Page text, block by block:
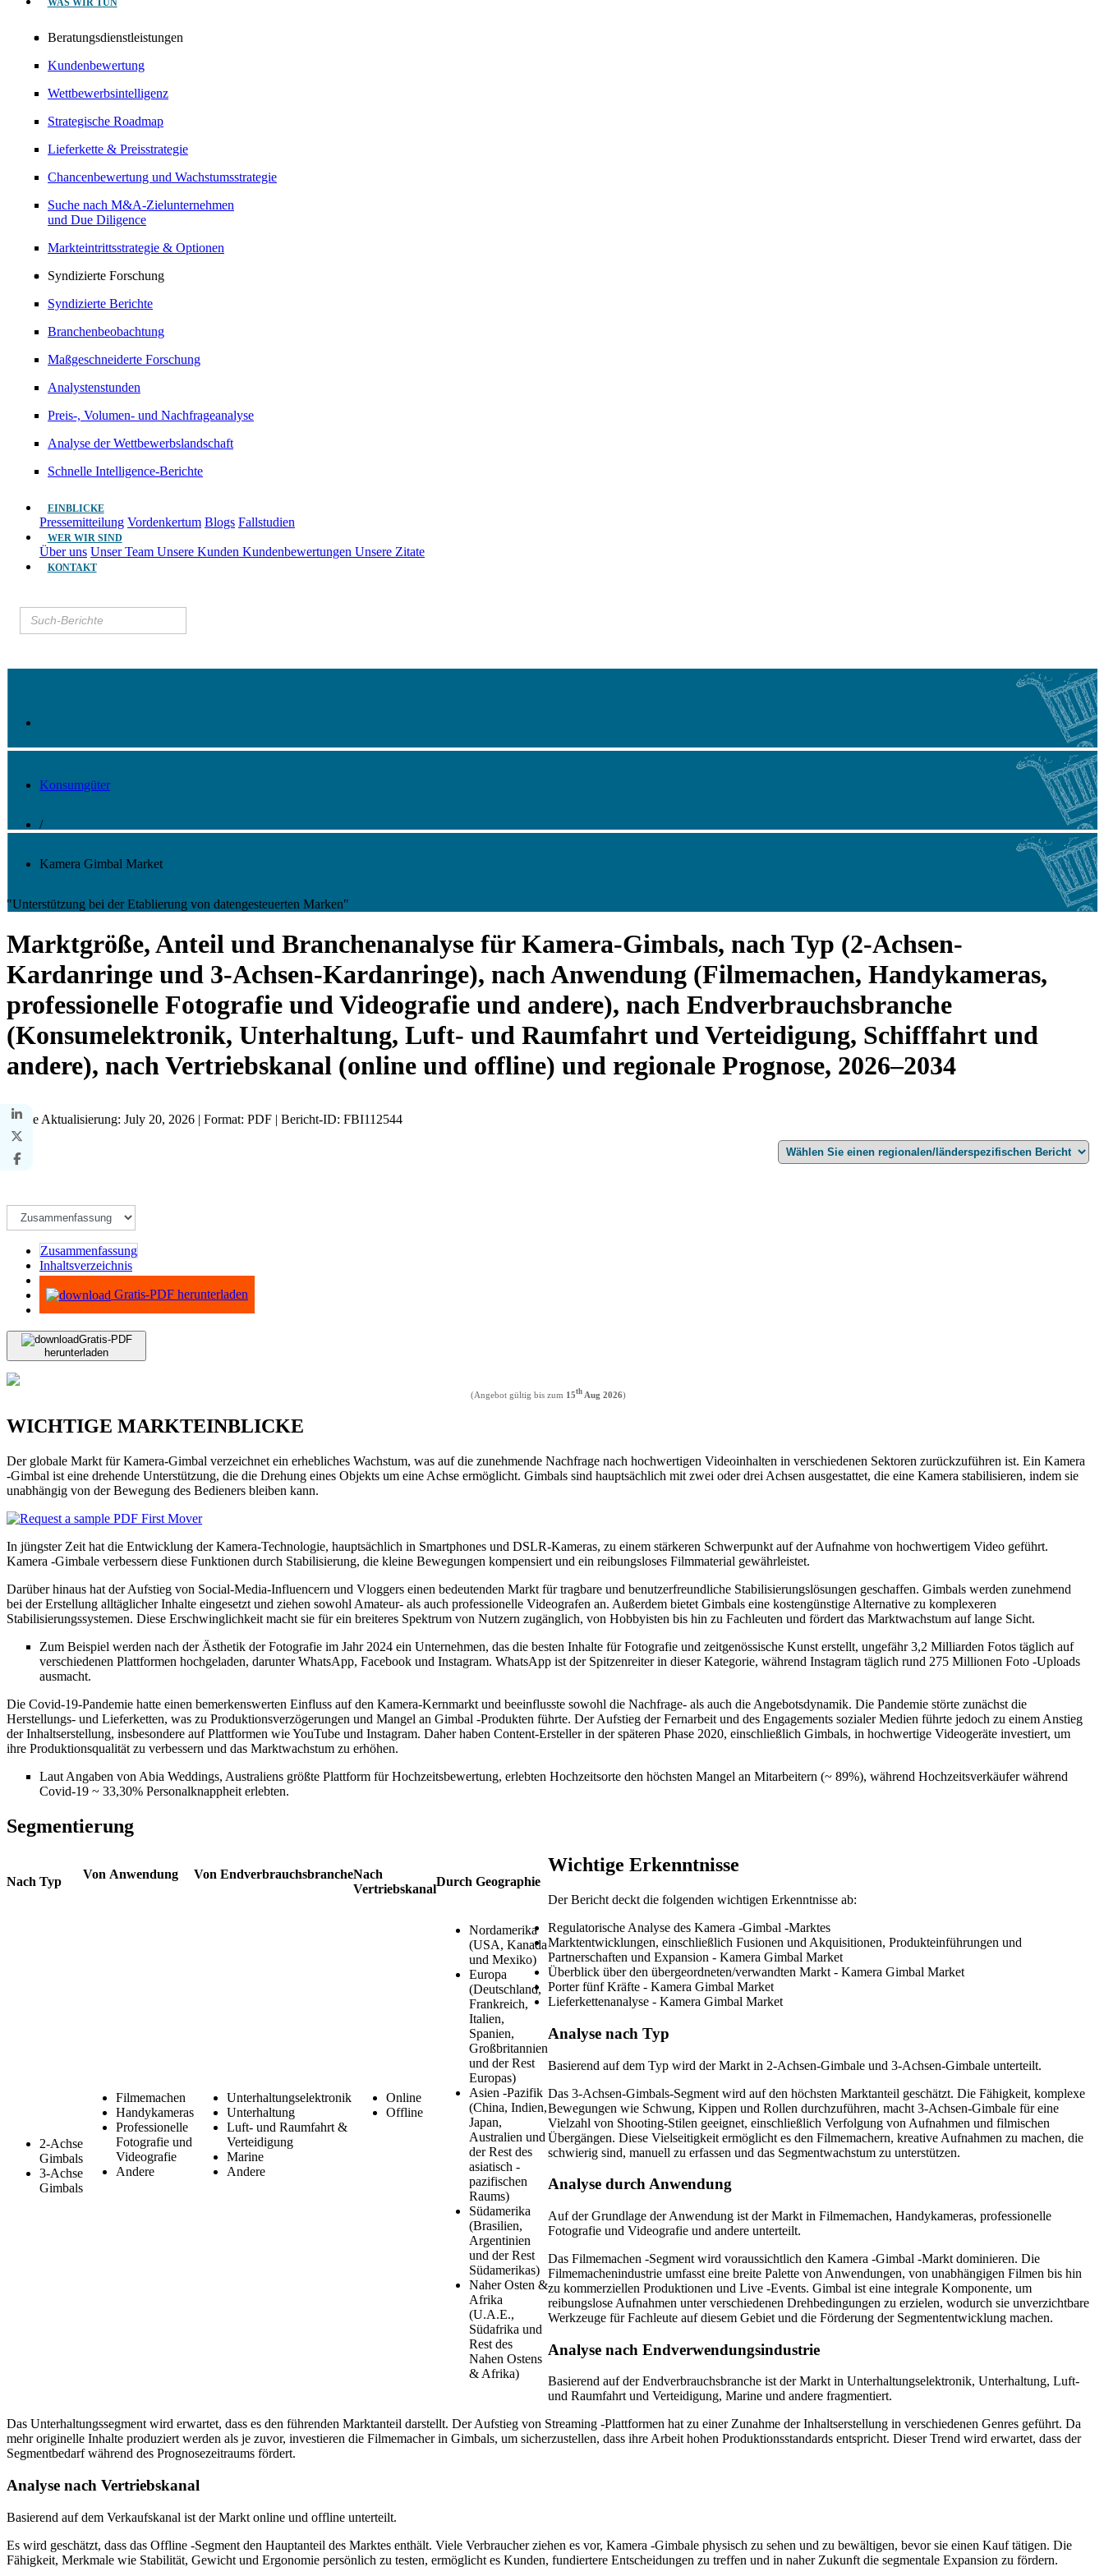
WAS WIR TUN
Beratungsdienstleistungen
Kundenbewertung
Wettbewerbsintelligenz
Strategische Roadmap
Lieferkette & Preisstrategie
Chancenbewertung und Wachstumsstrategie
Suche nach M&A-Zielunternehmen
und Due Diligence
Markteintrittsstrategie & Optionen
Syndizierte Forschung
Syndizierte Berichte
Branchenbeobachtung
Maßgeschneiderte Forschung
Analystenstunden
Preis-, Volumen- und Nachfrageanalyse
Analyse der Wettbewerbslandschaft
Schnelle Intelligence-Berichte
EINBLICKE
Pressemitteilung Vordenkertum Blogs Fallstudien
WER WIR SIND
Über uns Unser Team Unsere Kunden Kundenbewertungen Unsere Zitate
KONTAKT
Konsumgüter
/
Kamera Gimbal Market
"Unterstützung bei der Etablierung von datengesteuerten Marken"
Marktgröße, Anteil und Branchenanalyse für Kamera-Gimbals, nach Typ (2-Achsen-
Kardanringe und 3-Achsen-Kardanringe), nach Anwendung (Filmemachen, Handykameras,
professionelle Fotografie und Videografie und andere), nach Endverbrauchsbranche
(Konsumelektronik, Unterhaltung, Luft- und Raumfahrt und Verteidigung, Schifffahrt und
andere), nach Vertriebskanal (online und offline) und regionale Prognose, 2026–2034
Letzte Aktualisierung: July 20, 2026 | Format: PDF | Bericht-ID: FBI112544
Zusammenfassung
Inhaltsverzeichnis
Methodik
Gratis-PDF herunterladen
Gratis-PDF
herunterladen
(Angebot gültig bis zum 15thAug 2026)
WICHTIGE MARKTEINBLICKE
Der globale Markt für Kamera-Gimbal verzeichnet ein erhebliches Wachstum, was auf die zunehmende Nachfrage nach hochwertigen Videoinhalten in verschiedenen Sektoren zurückzuführen ist. Ein Kamera
-Gimbal ist eine drehende Unterstützung, die die Drehung eines Objekts um eine Achse ermöglicht. Gimbals sind hauptsächlich mit zwei oder drei Achsen ausgestattet, die eine Kamera stabilisieren, indem sie
unabhängig von der Bewegung des Bedieners bleiben kann.
In jüngster Zeit hat die Entwicklung der Kamera-Technologie, hauptsächlich in Smartphones und DSLR-Kameras, zu einem stärkeren Schwerpunkt auf der Aufnahme von hochwertigem Video geführt.
Kamera -Gimbale verbessern diese Funktionen durch Stabilisierung, die kleine Bewegungen kompensiert und ein reibungsloses Filmmaterial gewährleistet.
Darüber hinaus hat der Aufstieg von Social-Media-Influencern und Vloggers einen bedeutenden Markt für tragbare und benutzerfreundliche Stabilisierungslösungen geschaffen. Gimbals werden zunehmend
bei der Erstellung alltäglicher Inhalte eingesetzt und ziehen sowohl Amateur- als auch professionelle Videografen an. Außerdem bietet Gimbals eine kostengünstige Alternative zu komplexeren
Stabilisierungssystemen. Diese Erschwinglichkeit macht sie für ein breiteres Spektrum von Nutzern zugänglich, von Hobbyisten bis hin zu Fachleuten und fördert das Marktwachstum auf lange Sicht.
Zum Beispiel werden nach der Ästhetik der Fotografie im Jahr 2024 ein Unternehmen, das die besten Inhalte für Fotografie und zeitgenössische Kunst erstellt, ungefähr 3,2 Milliarden Fotos täglich auf
verschiedenen Plattformen hochgeladen, darunter WhatsApp, Facebook und Instagram. WhatsApp ist der Spitzenreiter in dieser Kategorie, während Instagram täglich rund 275 Millionen Foto -Uploads
ausmacht.
Die Covid-19-Pandemie hatte einen bemerkenswerten Einfluss auf den Kamera-Kernmarkt und beeinflusste sowohl die Nachfrage- als auch die Angebotsdynamik. Die Pandemie störte zunächst die
Herstellungs- und Lieferketten, was zu Produktionsverzögerungen und Mangel an Gimbal -Produkten führte. Der Aufstieg der Fernarbeit und des Engagements sozialer Medien führte jedoch zu einem Anstieg
der Inhaltserstellung, insbesondere auf Plattformen wie YouTube und Instagram. Daher haben Content-Ersteller in der späteren Phase 2020, einschließlich Gimbals, in hochwertige Videogeräte investiert, um
ihre Produktionsqualität zu verbessern und das Marktwachstum zu erhöhen.
Laut Angaben von Abia Weddings, Australiens größte Plattform für Hochzeitsbewertung, erlebten Hochzeitsorte den höchsten Mangel an Mitarbeitern (~ 89%), während Hochzeitsverkäufer während
Covid-19 ~ 33,30% Personalknappheit erlebten.
Segmentierung
Nach Typ
Von Anwendung Von EndverbrauchsbrancheNach
Vertriebskanal
Durch Geographie
2-Achse
Gimbals
3-Achse
Gimbals
Filmemachen
Handykameras
Professionelle
Fotografie und
Videografie
Andere
Unterhaltungselektronik
Unterhaltung
Luft- und Raumfahrt &
Verteidigung
Marine
Andere
Online
Offline
Nordamerika
(USA, Kanada
und Mexiko)
Europa
(Deutschland,
Frankreich,
Italien,
Spanien,
Großbritannien
und der Rest
Europas)
Asien -Pazifik
(China, Indien,
Japan,
Australien und
der Rest des
asiatisch -
pazifischen
Raums)
Südamerika
(Brasilien,
Argentinien
und der Rest
Südamerikas)
Naher Osten &
Afrika
(U.A.E.,
Südafrika und
Rest des
Nahen Ostens
& Afrika)
Wichtige Erkenntnisse
Der Bericht deckt die folgenden wichtigen Erkenntnisse ab:
Regulatorische Analyse des Kamera -Gimbal -Marktes
Marktentwicklungen, einschließlich Fusionen und Akquisitionen, Produkteinführungen und
Partnerschaften und Expansion - Kamera Gimbal Market
Überblick über den übergeordneten/verwandten Markt - Kamera Gimbal Market
Porter fünf Kräfte - Kamera Gimbal Market
Lieferkettenanalyse - Kamera Gimbal Market
Analyse nach Typ
Basierend auf dem Typ wird der Markt in 2-Achsen-Gimbale und 3-Achsen-Gimbale unterteilt.
Das 3-Achsen-Gimbals-Segment wird auf den höchsten Marktanteil geschätzt. Die Fähigkeit, komplexe
Bewegungen wie Schwung, Kippen und Rollen durchzuführen, macht 3-Achsen-Gimbale für eine
Vielzahl von Shooting-Stilen geeignet, einschließlich Verfolgung von Aufnahmen und filmischen
Übergängen. Diese Vielseitigkeit ermöglicht es den Filmemachern, kreative Aufnahmen zu machen, die
schwierig sind, manuell zu erfassen und das Segmentwachstum zu unterstützen.
Analyse durch Anwendung
Auf der Grundlage der Anwendung ist der Markt in Filmemachen, Handykameras, professionelle
Fotografie und Videografie und andere unterteilt.
Das Filmemachen -Segment wird voraussichtlich den Kamera -Gimbal -Markt dominieren. Die
Filmemachenindustrie umfasst eine breite Palette von Anwendungen, von unabhängigen Filmen bis hin
zu kommerziellen Produktionen und Live -Events. Gimbal ist eine integrale Komponente, um
reibungslose Aufnahmen unter verschiedenen Drehbedingungen zu erzielen, wodurch sie unverzichtbare
Werkzeuge für Fachleute auf diesem Gebiet und die Förderung der Segmententwicklung machen.
Analyse nach Endverwendungsindustrie
Basierend auf der Endverbrauchsbranche ist der Markt in Unterhaltungselektronik, Unterhaltung, Luft-
und Raumfahrt und Verteidigung, Marine und andere fragmentiert.
Das Unterhaltungssegment wird erwartet, dass es den führenden Marktanteil darstellt. Der Aufstieg von Streaming -Plattformen hat zu einer Zunahme der Inhaltserstellung in verschiedenen Genres geführt. Da
mehr originelle Inhalte produziert werden als je zuvor, investieren die Filmemacher in Gimbals, um sicherzustellen, dass ihre Arbeit hohen Produktionsstandards entspricht. Dieser Trend wird erwartet, dass der
Segmentbedarf während des Prognosezeitraums fördert.
Analyse nach Vertriebskanal
Basierend auf dem Verkaufskanal ist der Markt online und offline unterteilt.
Es wird geschätzt, dass das Offline -Segment den Hauptanteil des Marktes enthält. Viele Verbraucher ziehen es vor, Kamera -Gimbale physisch zu sehen und zu bewältigen, bevor sie einen Kauf tätigen. Die
Fähigkeit, Merkmale wie Stabilität, Gewicht und Ergonomie persönlich zu testen, ermöglicht es Kunden, fundiertere Entscheidungen zu treffen und in naher Zukunft die segmentale Expansion zu fördern.